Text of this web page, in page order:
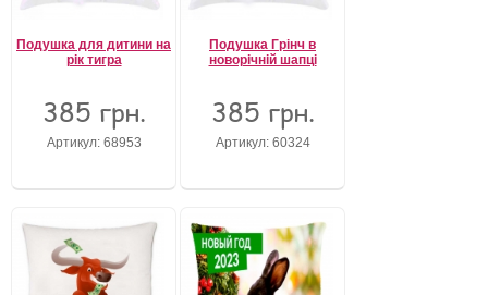
Подушка для дитини на
рік тигра
385 грн.
Артикул: 68953
Подушка Грінч в
новорічній шапці
385 грн.
Артикул: 60324